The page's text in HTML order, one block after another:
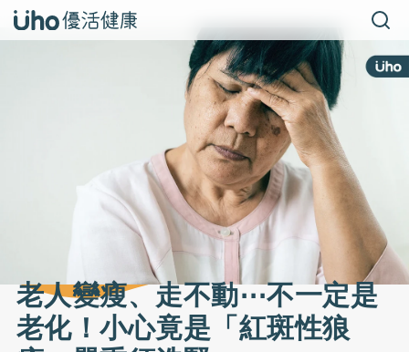
老人變瘦、走不動⋯不一定是
老化！小心竟是「紅斑性狼